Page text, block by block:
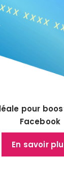
pour
Facebook
En savoir